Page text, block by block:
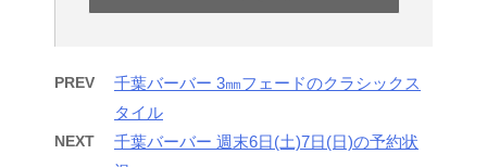
PREV
千葉バーバー 3㎜フェードのクラシックス
タイル
NEXT
千葉バーバー 週末6日(土)7日(日)の予約状